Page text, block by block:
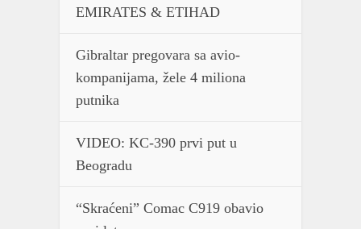
EMIRATES & ETIHAD
Gibraltar pregovara sa avio-
kompanijama, žele 4 miliona
putnika
VIDEO: KC-390 prvi put u
Beogradu
“Skraćeni” Comac C919 obavio